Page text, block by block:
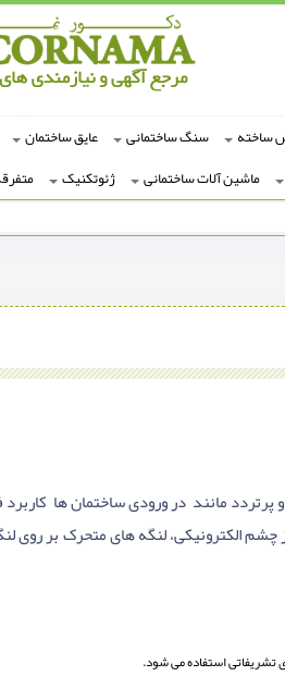
ساخته سنگ ساختمانی
عایق ساختمان
ماشین آلات ساختمانی ژئوتکنیک
مانند در ورودی ساختمان ها کاربرد
الکترونیکی، لنگه های متحرک بر روی
تشریفاتی استفاده می شود.